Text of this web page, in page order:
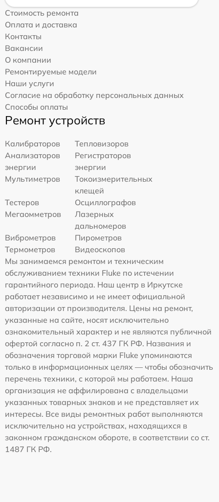
Стоимость ремонта
Оплата и доставка
Контакты
Вакансии
О компании
Ремонтируемые модели
Наши услуги
Согласие на обработку персональных данных
Способы оплаты
Ремонт устройств
Калибраторов
Тепловизоров
Анализаторов
энергии
Регистраторов
энергии
Мультиметров
Токоизмерительных
клещей
Тестеров
Осциллографов
Мегаомметров
Лазерных
дальномеров
Виброметров
Пирометров
Термометров
Видеоскопов
Мы занимаемся ремонтом и техническим
обслуживанием техники Fluke по истечении
гарантийного периода. Наш центр в Иркутске
работает независимо и не имеет официальной
авторизации от производителя. Цены на ремонт,
указанные на сайте, носят исключительно
ознакомительный характер и не являются публичной
офертой согласно п. 2 ст. 437 ГК РФ. Названия и
обозначения торговой марки Fluke упоминаются
только в информационных целях — чтобы обозначить
перечень техники, с которой мы работаем. Наша
организация не аффилирована с владельцами
указанных товарных знаков и не представляет их
интересы. Все виды ремонтных работ выполняются
исключительно на устройствах, находящихся в
законном гражданском обороте, в соответствии со ст.
1487 ГК РФ.